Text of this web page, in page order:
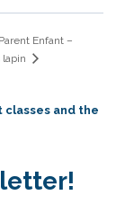
Enfant –
lapin
and the